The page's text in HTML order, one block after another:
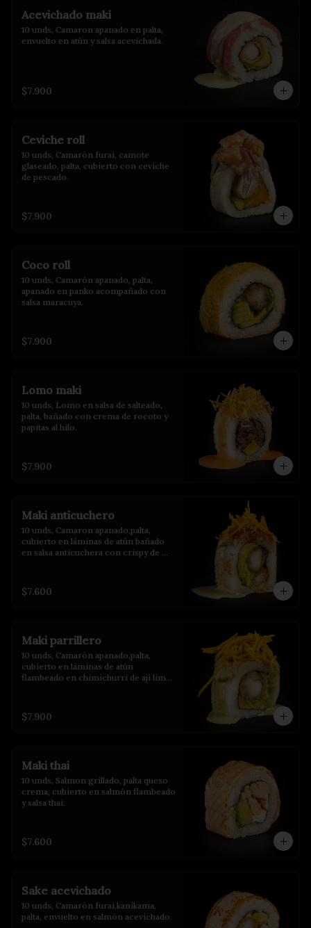
Acevichado maki
10 unds, Camaron apanado en palta,
envuelto en atún y salsa acevichada.
$7.900
Ceviche roll
10 unds, Camarón furai, camote
glaseado, palta, cubierto con ceviche
de pescado.
$7.900
Coco roll
10 unds, Camarón apanado, palta,
apanado en panko acompañado con
salsa maracuya.
$7.900
Lomo maki
10 unds, Lomo en salsa de salteado,
palta, bañado con crema de rocoto y
papitas al hilo.
$7.900
Maki anticuchero
10 unds, Camaron apanado,palta,
cubierto en láminas de atún bañado
en salsa anticuchera con crispy de
$7.600
Maki parrillero
10 unds, Camarón apanado,palta,
cubierto en láminas de atún
flambeado en chimichurri de ají limo
$7.900
Maki thai
10 unds, Salmon grillado, palta queso
crema, cubierto en salmón flambeado
y salsa thai.
$7.600
Sake acevichado
10 unds, Camarón furai,kanikama,
palta, envuelto en salmón acevichado.